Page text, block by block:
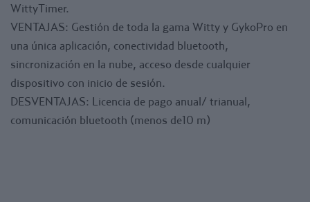
WittyTimer.
VENTAJAS: Gestión de toda la gama Witty y GykoPro en
una única aplicación, conectividad bluetooth,
sincronización en la nube, acceso desde cualquier
dispositivo con inicio de sesión.
DESVENTAJAS: Licencia de pago anual/ trianual,
comunicación bluetooth (menos de10 m)